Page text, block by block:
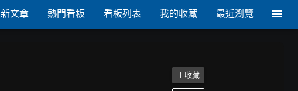
文章 熱門看板 看板列表 我的收藏 最近瀏覽
＋收藏